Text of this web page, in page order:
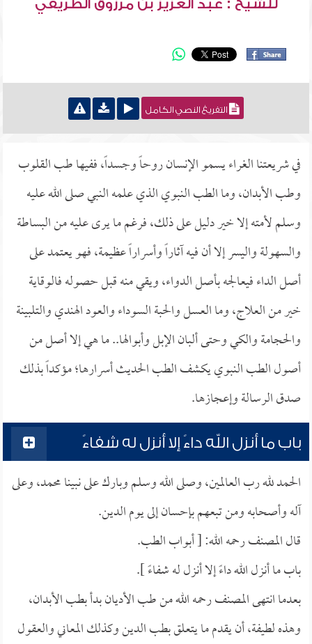
للشيخ : عبد العزيز بن مرزوق الطريفي
التفريغ النصي الكامل
في شريعتنا الغراء يسمو الإنسان روحاً وجسداً، ففيها طب القلوب
وطب الأبدان، وما الطب النبوي الذي علمه النبي صلى الله عليه
وسلم لأمته إلا خير دليل على ذلك، فرغم ما يرى عليه من البساطة
والسهولة واليسر إلا أن فيه آثاراً وأسراراً عظيمة، فهو يعتمد على
أصل الداء فيعالجه بأصل الدواء، ويقي منه قبل حصوله فالوقاية
خير من العلاج، وما العسل والحبة السوداء والعود الهندي والتلبينة
والحجامة والكي وحتى ألبان الإبل وأبوالها.. ما هي إلا أصل من
أصول الطب النبوي يكشف الطب الحديث أسرارها؛ مؤكداً بذلك
صدق الرسالة وإعجازها.
باب ما أنزل الله داءً إلا أنزل له شفاءً
الحمد لله رب العالمين، وصلى الله وسلم وبارك على نبينا محمد، وعلى
آله وأصحابه ومن تبعهم بإحسان إلى يوم الدين.
قال المصنف رحمه الله: [ أبواب الطب.
باب ما أنزل الله داءً إلا أنزل له شفاءً ].
بعدما انتهى المصنف رحمه الله من طب الأديان بدأ بطب الأبدان،
وهذه لطيفة، أن يقدم ما يتعلق بطب الدين وكذلك المعاني والعقول